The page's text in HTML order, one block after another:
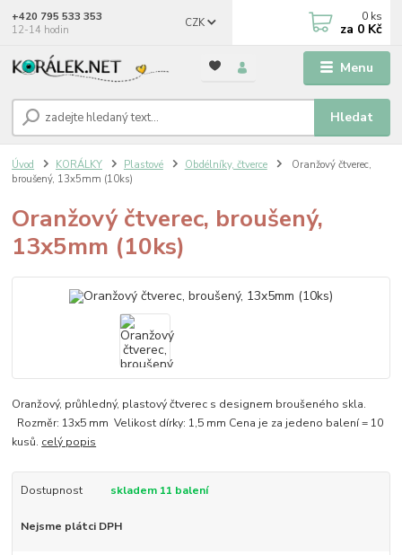
Menu
CZK
Hledat
+420 795 533 353
12-14 hodin
0 ks
za 0 Kč
Úvod KORÁLKY Plastové Obdélníky, čtverce
Oranžový čtverec,
broušený, 13x5mm (10ks)
Oranžový čtverec, broušený,
13x5mm (10ks)
Oranžový, průhledný, plastový čtverec s designem broušeného skla.
Rozměr: 13x5 mm Velikost dírky: 1,5 mm Cena je za jedeno balení = 10
kusů. celý popis
Dostupnost skladem 11 balení
Nejsme plátci DPH